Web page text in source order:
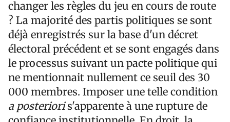
changer les règles du jeu en cours de route
? La majorité des partis politiques se sont
déjà enregistrés sur la base d'un décret
électoral précédent et se sont engagés dans
le processus suivant un pacte politique qui
ne mentionnait nullement ce seuil des 30
000 membres. Imposer une telle condition
a posterioris'apparente à une rupture de